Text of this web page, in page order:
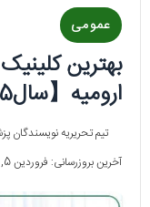
عمومی
بهترین
ارومیه【سال1405】❤️ + لیست 10تایی
تیم تحریریه نویسندگان
آخرین بروزرسانی: فروردین 5, 1404